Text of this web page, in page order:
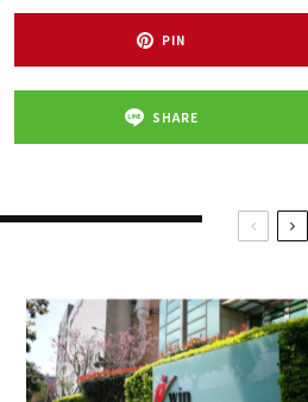
PIN
SHARE